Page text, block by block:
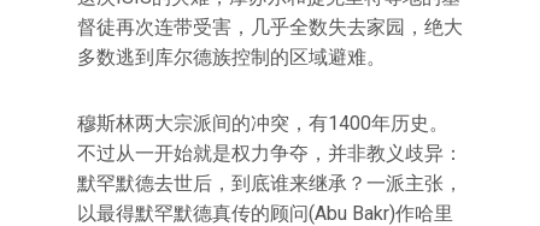
督徒再次连带受害，几乎全数失去家园，绝大
多数逃到库尔德族控制的区域避难。
穆斯林两大宗派间的冲突，有1400年历史。
不过从一开始就是权力争夺，并非教义歧异：
默罕默德去世后，到底谁来继承？一派主张，
以最得默罕默德真传的顾问(Abu Bakr)作哈里